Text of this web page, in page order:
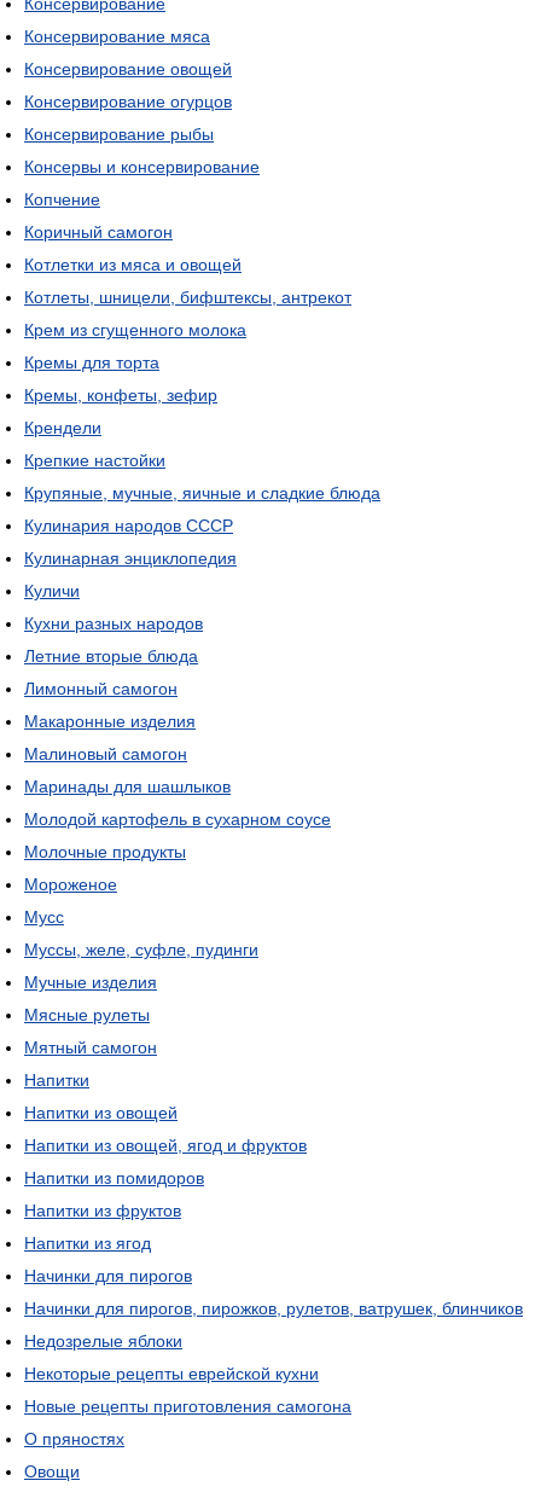
Консервирование мяса
Консервирование овощей
Консервирование огурцов
Консервирование рыбы
Консервы и консервирование
Копчение
Коричный самогон
Котлетки из мяса и овощей
Котлеты, шницели, бифштексы, антрекот
Крем из сгущенного молока
Кремы для торта
Кремы, конфеты, зефир
Крендели
Крепкие настойки
Крупяные, мучные, яичные и сладкие блюда
Кулинария народов СССР
Кулинарная энциклопедия
Куличи
Кухни разных народов
Летние вторые блюда
Лимонный самогон
Макаронные изделия
Малиновый самогон
Маринады для шашлыков
Молодой картофель в сухарном соусе
Молочные продукты
Мороженое
Мусс
Муссы, желе, суфле, пудинги
Мучные изделия
Мясные рулеты
Мятный самогон
Напитки
Напитки из овощей
Напитки из овощей, ягод и фруктов
Напитки из помидоров
Напитки из фруктов
Напитки из ягод
Начинки для пирогов
Начинки для пирогов, пирожков, рулетов, ватрушек, блинчиков
Недозрелые яблоки
Некоторые рецепты еврейской кухни
Новые рецепты приготовления самогона
О пряностях
Овощи